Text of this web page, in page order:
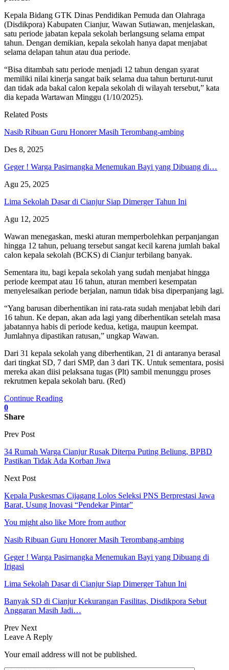
Kepala Bidang GTK Dinas Pendidikan Pemuda dan Olahraga
(Disdikpora) Kabupaten Cianjur, Wawan Sutiawan, menjelaskan,
satu periode jabatan kepala sekolah berlangsung selama empat
tahun. Dengan demikian, kepala sekolah hanya dapat menjabat
selama delapan tahun atau dua periode.
“Bisa ditambah satu periode menjadi 12 tahun dengan syarat
memiliki nilai kinerja sangat baik selama dua tahun berturut-turut
dan tidak ada bakal calon kepala sekolah di wilayah tersebut,” kata
dia kepada Wartawan Minggu (1/10/2025).
Related Posts
Nasib Ribuan Guru Honorer Masih Terombang-ambing
Des 8, 2025
Geger ! Warga Pasirnangka Menemukan Bayi yang Dibuang di…
Agu 25, 2025
Lima Sekolah Dasar di Cianjur Siap Dimerger Tahun Ini
Agu 12, 2025
Wawan menegaskan, meski aturan memperbolehkan perpanjangan
hingga 12 tahun, peluang tersebut sangat kecil karena jumlah bakal
calon kepala sekolah (BCKS) di Cianjur terbilang banyak.
Sementara itu, bagi kepala sekolah yang sudah menjabat hingga
periode keempat atau 16 tahun, aturan memberi kesempatan
menyelesaikan periode berjalan, namun tidak bisa diperpanjang lagi.
“Yang barusan diberhentikan ini rata-rata sudah menjabat lebih dari
16 tahun. Ke depan, akan ada lagi yang diberhentikan setelah masa
jabatannya habis di periode kedua, ketiga, maupun keempat.
Jumlahnya dipastikan ratusan,” ungkap Wawan.
Dari 31 kepala sekolah yang diberhentikan, 21 di antaranya berasal
dari tingkat SD, 7 dari SMP, dan 3 dari TK. Untuk sementara, posisi
mereka akan diisi pelaksana tugas (Plt) sambil menunggu proses
rekrutmen kepala sekolah baru. (Red)
Continue Reading
0
Share
Prev Post
34 Rumah Warga Cianjur Rusak Diterpa Puting Beliung, BPBD
Pastikan Tidak Ada Korban Jiwa
Next Post
Kepala Puskesmas Cijagang Lolos Seleksi PNS Berprestasi Jawa
Barat, Usung Inovasi “Pendekar Pintar”
You might also like More from author
Nasib Ribuan Guru Honorer Masih Terombang-ambing
Geger ! Warga Pasirnangka Menemukan Bayi yang Dibuang di
Irigasi
Lima Sekolah Dasar di Cianjur Siap Dimerger Tahun Ini
Banyak SD di Cianjur Kekurangan Fasilitas, Disdikpora Sebut
Anggaran Masih Jadi…
Prev Next
Leave A Reply
Your email address will not be published.